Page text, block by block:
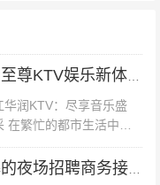
曲还是点餐服务，他
此外，这里还提供各
同时也能品尝美食。
闲** 以某次商务应酬
重要会议。会议结束
和娱乐。这里不仅提
润KTV：尽享音乐盛
在繁忙的都市生活中，
身心、释放压力的地方显
滨江华润KTV，作为区域